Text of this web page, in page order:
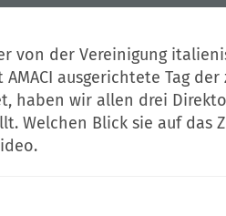
von der Vereinigung
ausgerichtete Tag
haben wir allen drei
Welchen Blick sie auf das